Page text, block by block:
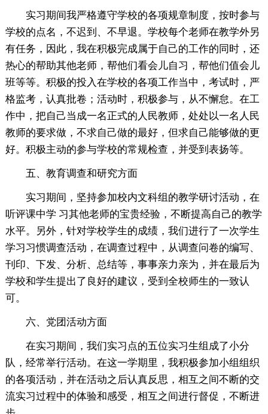
实习期间我严格遵守学校的各项规章制度，按时参与
学校的点名，不迟到、不早退。学校每个老师在教学外另
有任务，因此，我在积极完成属于自己的工作的同时，还
热心的帮助其他老师，帮他们看会儿自习，帮他们值会儿
班等等。积极的投入在学校的各项工作当中，考试时，严
格监考，认真批卷；活动时，积极参与，从不懈怠。在工
作中，把自己当成一名正式的人民教师，处处以一名人民
教师的要求做，不求自己做的最好，但求自己能够做的更
好。积极主动的参与学校的常规检查，并受到表扬等。
五、教育调查和研究方面
实习期间，坚持参加校内文科组的教学研讨活动，在
听评课中学 习其他老师的宝贵经验，不断提高自己的教学
水平。另外，针对学校学生的成绩，我们进行了一次学生
学习习惯调查活动，在调查过程中，从调查问卷的编写、
刊印、下发、分析、总结等，事事亲力亲为，并在最后为
学校和学生提出了良好的建议，受到全校师生的一致认
可。
六、党团活动方面
在实习期间，我们实习点的五位实习生组成了小分
队，经常举行活动。在这一学期里，我积极参加小组组织
的各项活动，并在活动之后认真反思，相互之间不断的交
流实习过程中的体验和感受，相互之间进行督促，不断进